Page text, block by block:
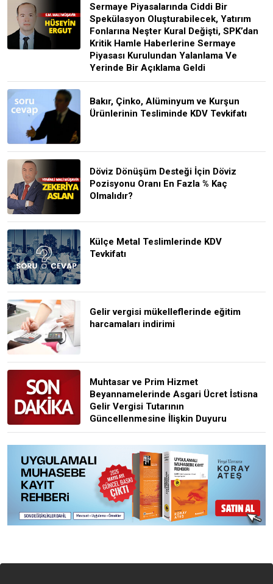
Sermaye Piyasalarında Ciddi Bir
Spekülasyon Oluşturabilecek, Yatırım
Fonlarına Neşter Kural Değişti, SPK’dan
Kritik Hamle Haberlerine Sermaye
Piyasası Kurulundan Yalanlama Ve
Yerinde Bir Açıklama Geldi
Bakır, Çinko, Alüminyum ve Kurşun
Ürünlerinin Tesliminde KDV Tevkifatı
Döviz Dönüşüm Desteği İçin Döviz
Pozisyonu Oranı En Fazla % Kaç
Olmalıdır?
Külçe Metal Teslimlerinde KDV
Tevkifatı
Gelir vergisi mükelleflerinde eğitim
harcamaları indirimi
Muhtasar ve Prim Hizmet
Beyannamelerinde Asgari Ücret İstisna
Gelir Vergisi Tutarının
Güncellenmesine İlişkin Duyuru